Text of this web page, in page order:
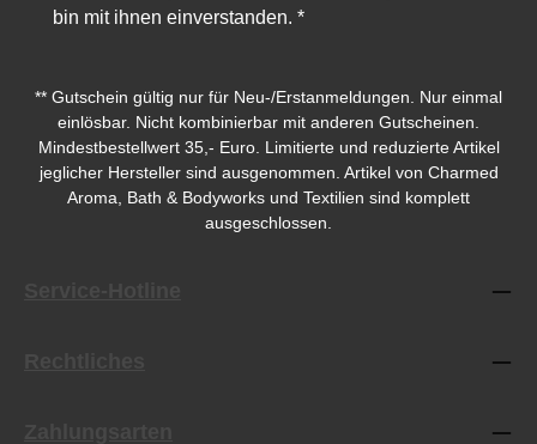
bin mit ihnen einverstanden. *
** Gutschein gültig nur für Neu-/Erstanmeldungen. Nur einmal
einlösbar. Nicht kombinierbar mit anderen Gutscheinen.
Mindestbestellwert 35,- Euro. Limitierte und reduzierte Artikel
jeglicher Hersteller sind ausgenommen. Artikel von Charmed
Aroma, Bath & Bodyworks und Textilien sind komplett
ausgeschlossen.